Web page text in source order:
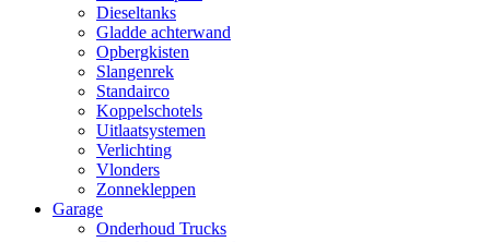
Dieseltanks
Gladde achterwand
Opbergkisten
Slangenrek
Standairco
Koppelschotels
Uitlaatsystemen
Verlichting
Vlonders
Zonnekleppen
Garage
Onderhoud Trucks